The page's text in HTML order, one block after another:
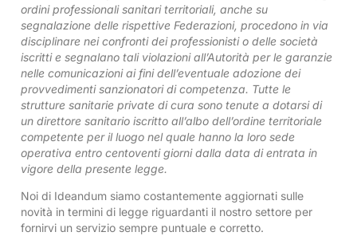
ordini professionali sanitari territoriali, anche su
segnalazione delle rispettive Federazioni, procedono in via
disciplinare nei confronti dei professionisti o delle società
iscritti e segnalano tali violazioni all’Autorità per le garanzie
nelle comunicazioni ai fini dell’eventuale adozione dei
provvedimenti sanzionatori di competenza. Tutte le
strutture sanitarie private di cura sono tenute a dotarsi di
un direttore sanitario iscritto all’albo dell’ordine territoriale
competente per il luogo nel quale hanno la loro sede
operativa entro centoventi giorni dalla data di entrata in
vigore della presente legge.
Noi di Ideandum siamo costantemente aggiornati sulle
novità in termini di legge riguardanti il nostro settore per
fornirvi un servizio sempre puntuale e corretto.